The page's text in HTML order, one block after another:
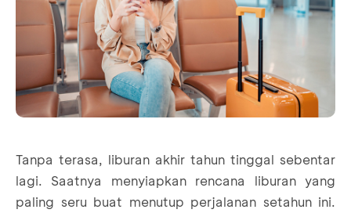
Tanpa terasa, liburan akhir tahun tinggal sebentar
lagi. Saatnya menyiapkan rencana liburan yang
paling seru buat menutup perjalanan setahun ini.